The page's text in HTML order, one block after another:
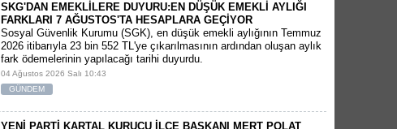
SKG'DAN EMEKLİLERE DUYURU:EN DÜŞÜK EMEKLİ AYLIĞI
FARKLARI 7 AĞUSTOS'TA HESAPLARA GEÇİYOR
​Sosyal Güvenlik Kurumu (SGK), en düşük emekli aylığının Temmuz
2026 itibarıyla 23 bin 552 TL'ye çıkarılmasının ardından oluşan aylık
fark ödemelerinin yapılacağı tarihi duyurdu.
04 Ağustos 2026 Salı 10:43
GÜNDEM
YENİ PARTİ KARTAL KURUCU İLÇE BAŞKANI MERT POLAT